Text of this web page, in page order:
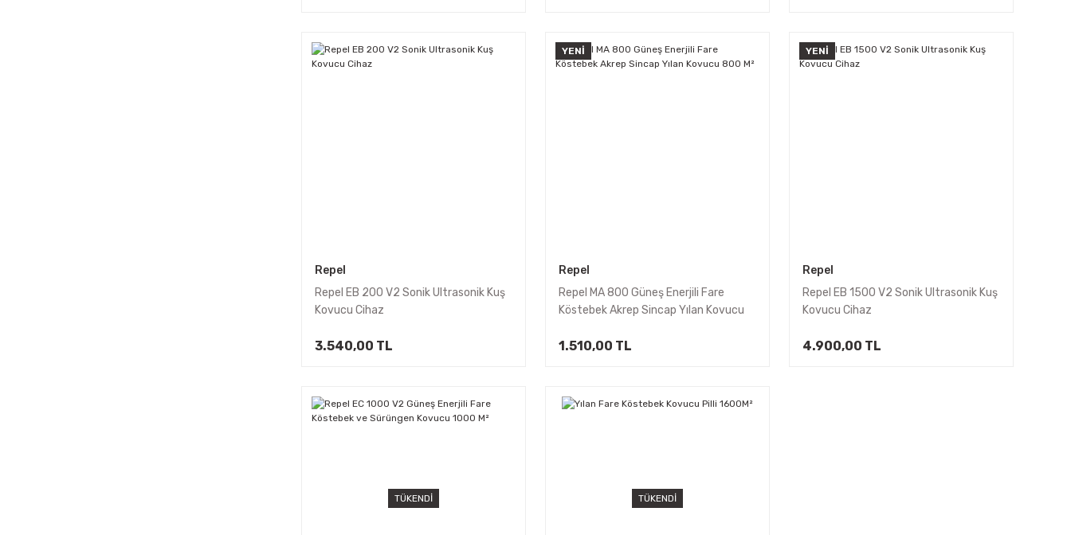
Repel
Repel EB 200 V2 Sonik Ultrasonik Kuş
Kovucu Cihaz
3.540,00 TL
YENİ
Repel
Repel MA 800 Güneş Enerjili Fare
Köstebek Akrep Sincap Yılan Kovucu
1.510,00 TL
YENİ
Repel
Repel EB 1500 V2 Sonik Ultrasonik Kuş
Kovucu Cihaz
4.900,00 TL
TÜKENDİ TÜKENDİ